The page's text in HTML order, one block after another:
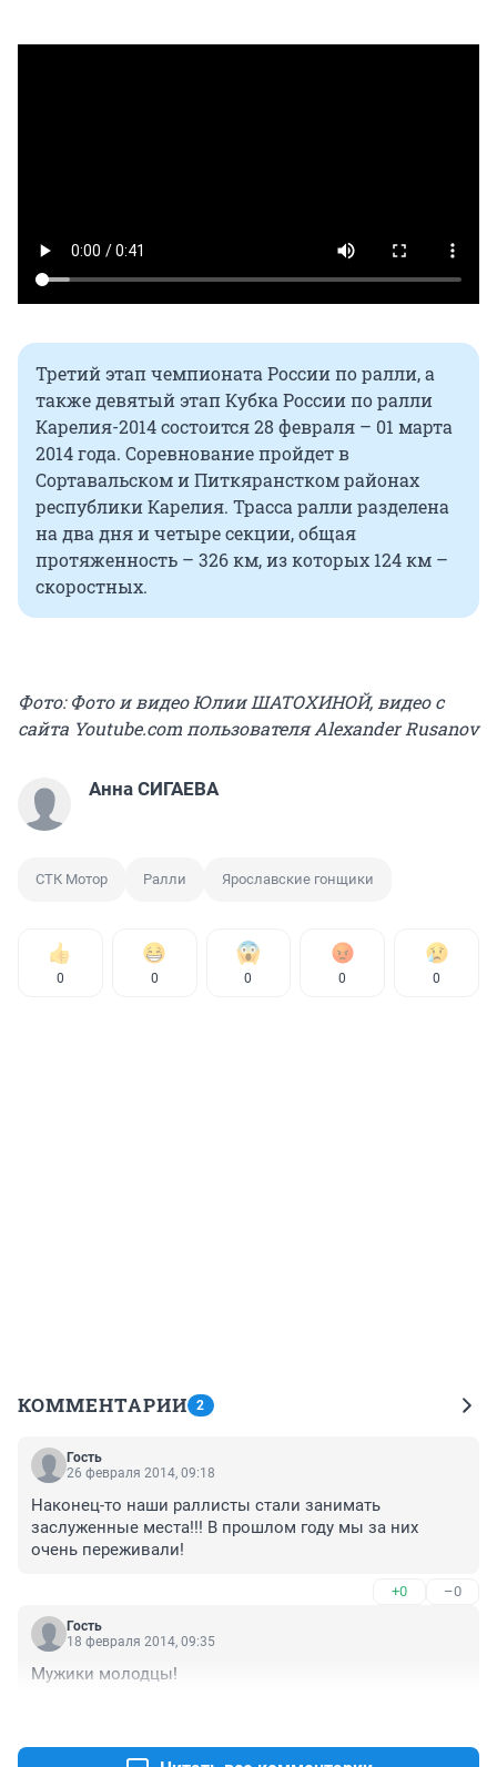
Третий этап чемпионата России по ралли, а
также девятый этап Кубка России по ралли
Карелия-2014 состоится 28 февраля – 01 марта
2014 года. Соревнование пройдет в
Сортавальском и Питкяранстком районах
республики Карелия. Трасса ралли разделена
на два дня и четыре секции, общая
протяженность – 326 км, из которых 124 км –
скоростных.
Фото: Фото и видео Юлии ШАТОХИНОЙ, видео с
сайта Youtube.com пользователя Alexander Rusanov
Анна СИГАЕВА
СТК Мотор Ралли Ярославские гонщики
0 0 0 0 0
КОММЕНТАРИИ 2
Гость
26 февраля 2014, 09:18
Наконец-то наши раллисты стали занимать
заслуженные места!!! В прошлом году мы за них
очень переживали!
+0 –0
Гость
18 февраля 2014, 09:35
Мужики молодцы!